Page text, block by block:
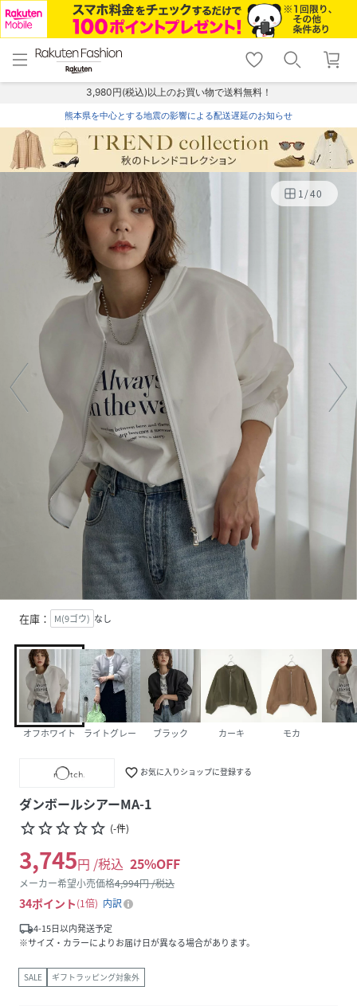
menu home
トップ
shopping_cart lock_outline
ログイン
3,980円(税込)以上のお買い物で送料無料！
熊本県を中心とする地震の影響による配送遅延のお知らせ
1/40
在庫： M(9ゴウ) なし
オフホワイト ライトグレー ブラック カーキ モカ
favorite_border お気に入りショップに登録する
ダンボールシアーMA-1
star_borderstar_borderstar_borderstar_borderstar_border (-件)
3,745円 /税込 25%OFF
メーカー希望小売価格4,994円 /税込
34ポイント 1倍
内訳
local_shipping4-15日以内発送予定
※サイズ・カラーによりお届け日が異なる場合があります。
SALE ギフトラッピング対象外